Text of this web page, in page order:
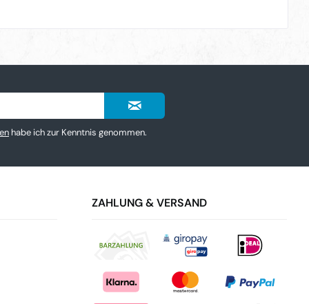
habe ich zur Kenntnis genommen.
ZAHLUNG & VERSAND